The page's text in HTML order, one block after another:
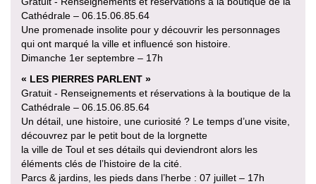
Cathédrale – 06.15.06.85.64
Une promenade insolite pour y découvrir les personnages
qui ont marqué la ville et influencé son histoire.
Dimanche 1er septembre – 17h
« LES PIERRES PARLENT »
Gratuit - Renseignements et réservations à la boutique de la
Cathédrale – 06.15.06.85.64
Un détail, une histoire, une curiosité ? Le temps d’une visite,
découvrez par le petit bout de la lorgnette
la ville de Toul et ses détails qui deviendront alors les
éléments clés de l’histoire de la cité.
Parcs & jardins, les pieds dans l’herbe : 07 juillet – 17h